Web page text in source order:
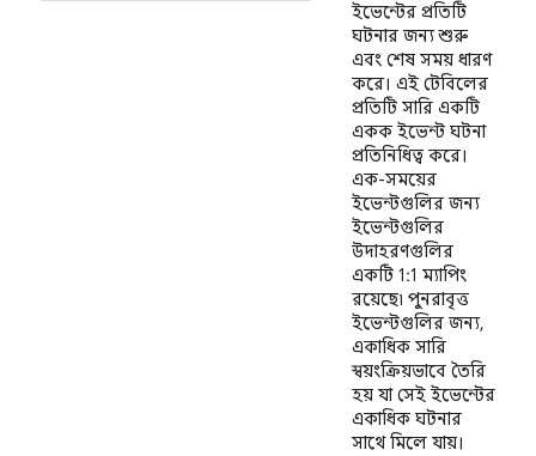
ইভেন্টের প্রতিটি
ঘটনার জন্য শুরু
এবং শেষ সময় ধারণ
করে। এই টেবিলের
প্রতিটি সারি একটি
একক ইভেন্ট ঘটনা
প্রতিনিধিত্ব করে।
এক-সময়ের
ইভেন্টগুলির জন্য
ইভেন্টগুলির
উদাহরণগুলির
একটি 1:1 ম্যাপিং
রয়েছে৷ পুনরাবৃত্ত
ইভেন্টগুলির জন্য,
একাধিক সারি
স্বয়ংক্রিয়ভাবে তৈরি
হয় যা সেই ইভেন্টের
একাধিক ঘটনার
সাথে মিলে যায়।